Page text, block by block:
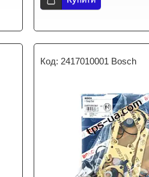
2417010001 Bosch